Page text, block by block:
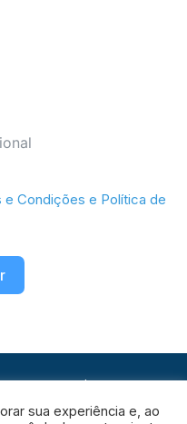
e Condições e Política de
sua experiência e, ao